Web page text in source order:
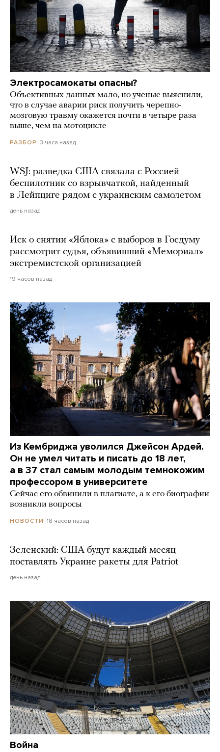
Электросамокаты опасны?
Объективных данных мало, но ученые выяснили,
что в случае аварии риск получить черепно-
мозговую травму окажется почти в четыре раза
выше, чем на мотоцикле
РАЗБОР 3 часа назад
WSJ: разведка США связала с Россией
беспилотник со взрывчаткой, найденный
в Лейпциге рядом с украинским самолетом
день назад
Иск о снятии «Яблока» с выборов в Госдуму
рассмотрит судья, объявивший «Мемориал»
экстремистской организацией
19 часов назад
Из Кембриджа уволился Джейсон Ардей.
Он не умел читать и писать до 18 лет,
а в 37 стал самым молодым темнокожим
профессором в университете
Сейчас его обвинили в плагиате, а к его биографии
возникли вопросы
НОВОСТИ 18 часов назад
Зеленский: США будут каждый месяц
поставлять Украине ракеты для Patriot
день назад
Война